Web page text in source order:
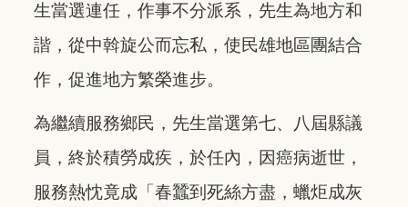
生當選連任，作事不分派系，先生為地方和
諧，從中斡旋公而忘私，使民雄地區團結合
作，促進地方繁榮進步。
為繼續服務鄉民，先生當選第七、八屆縣議
員，終於積勞成疾，於任內，因癌病逝世，
服務熱忱竟成「春蠶到死絲方盡，蠟炬成灰